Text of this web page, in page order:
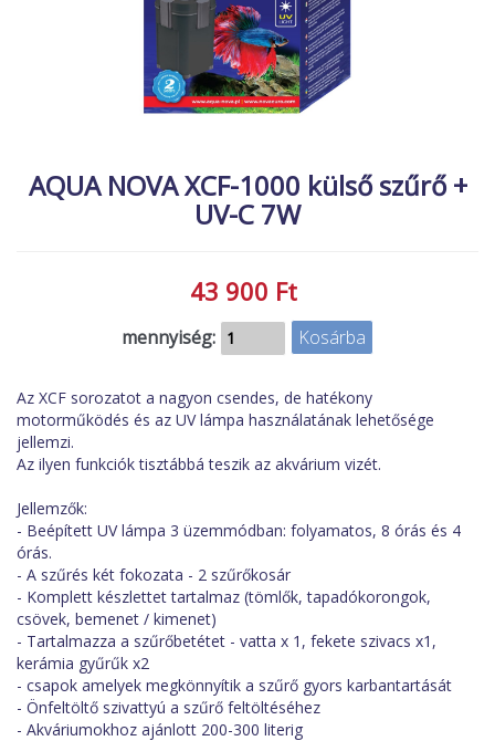
ÉLŐ ÉDESVÍZI
ÉLŐ TENGERI
NÖVÉNYEK
AQUA NOVA XCF-1000 külső szűrő +
UV-C 7W
43 900 Ft
mennyiség:
Az XCF sorozatot a nagyon csendes, de hatékony
motorműködés és az UV lámpa használatának lehetősége
jellemzi.
Az ilyen funkciók tisztábbá teszik az akvárium vizét.
Jellemzők:
- Beépített UV lámpa 3 üzemmódban: folyamatos, 8 órás és 4
órás.
- A szűrés két fokozata - 2 szűrőkosár
- Komplett készlettet tartalmaz (tömlők, tapadókorongok,
csövek, bemenet / kimenet)
- Tartalmazza a szűrőbetétet - vatta x 1, fekete szivacs x1,
kerámia gyűrűk x2
- csapok amelyek megkönnyítik a szűrő gyors karbantartását
- Önfeltöltő szivattyú a szűrő feltöltéséhez
- Akváriumokhoz ajánlott 200-300 literig